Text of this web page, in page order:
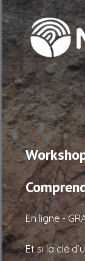
En ligne -
Et si la clé